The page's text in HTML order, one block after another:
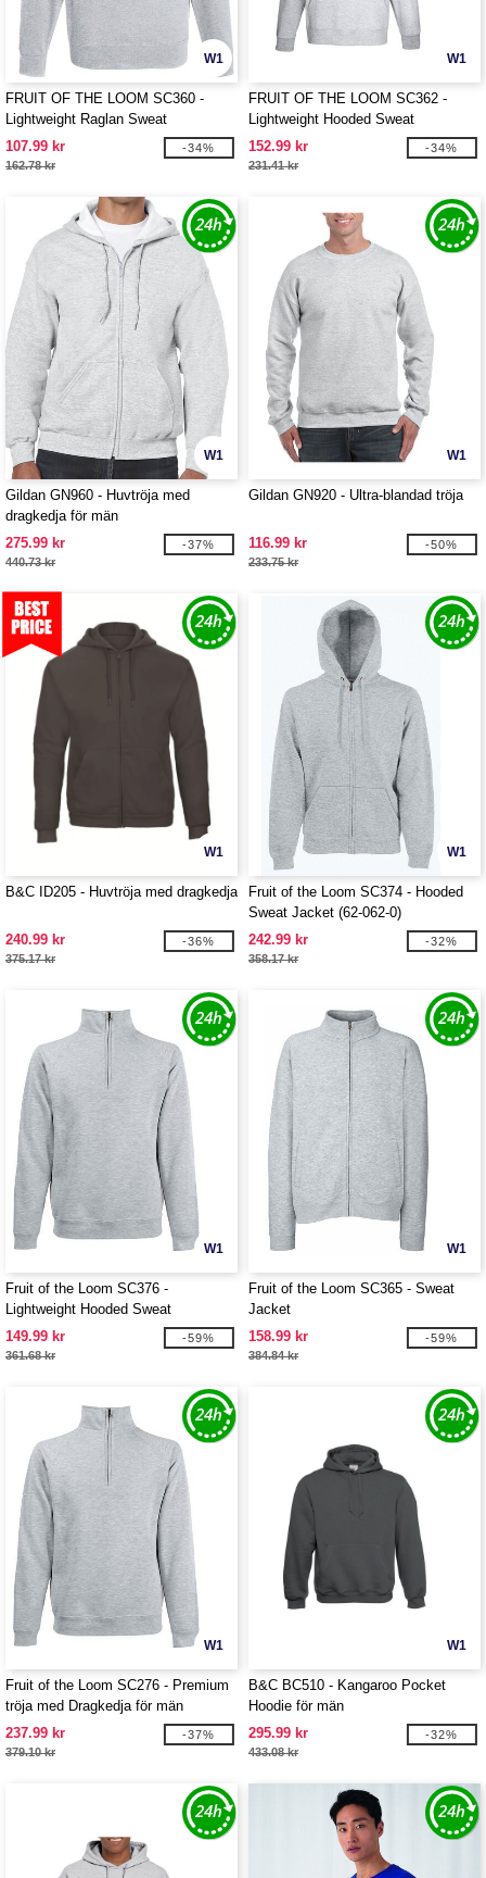
W1
FRUIT OF THE LOOM SC360 -
Lightweight Raglan Sweat
107.99 kr
162.78 kr
-34%
W1
FRUIT OF THE LOOM SC362 -
Lightweight Hooded Sweat
152.99 kr
231.41 kr
-34%
W1
Gildan GN960 - Huvtröja med
dragkedja för män
275.99 kr
440.73 kr
-37%
W1
Gildan GN920 - Ultra-blandad tröja
116.99 kr
233.75 kr
-50%
W1
B&C ID205 - Huvtröja med dragkedja
240.99 kr
375.17 kr
-36%
W1
Fruit of the Loom SC374 - Hooded
Sweat Jacket (62-062-0)
242.99 kr
358.17 kr
-32%
W1
Fruit of the Loom SC376 -
Lightweight Hooded Sweat
149.99 kr
361.68 kr
-59%
W1
Fruit of the Loom SC365 - Sweat
Jacket
158.99 kr
384.84 kr
-59%
W1
Fruit of the Loom SC276 - Premium
tröja med Dragkedja för män
237.99 kr
379.10 kr
-37%
W1
B&C BC510 - Kangaroo Pocket
Hoodie för män
295.99 kr
433.08 kr
-32%